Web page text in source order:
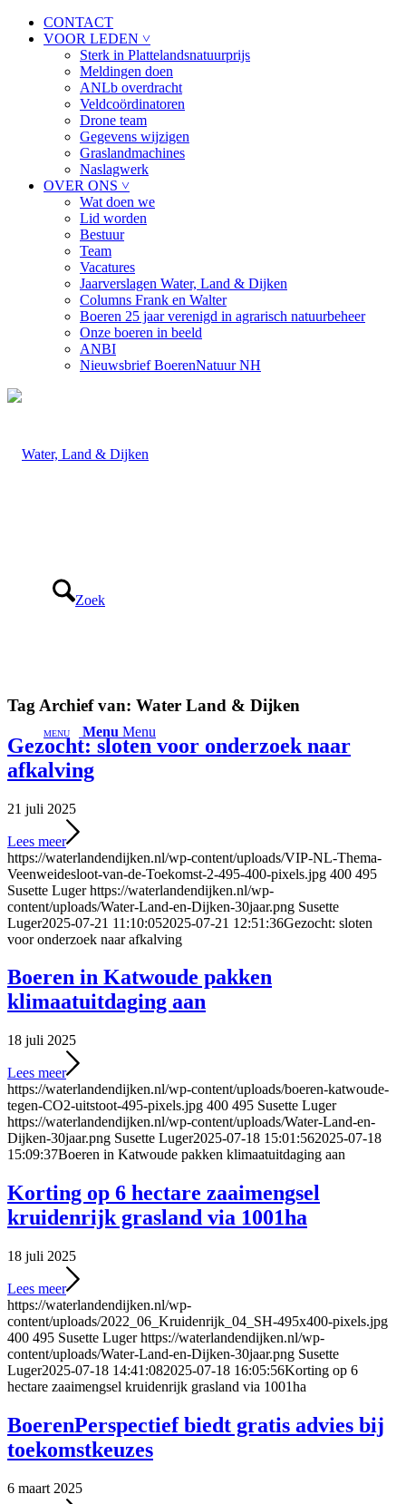
CONTACT
VOOR LEDEN ˅
Sterk in Plattelandsnatuurprijs
Meldingen doen
ANLb overdracht
Veldcoördinatoren
Drone team
Gegevens wijzigen
Graslandmachines
Naslagwerk
OVER ONS ˅
Wat doen we
Lid worden
Bestuur
Team
Vacatures
Jaarverslagen Water, Land & Dijken
Columns Frank en Walter
Boeren 25 jaar verenigd in agrarisch natuurbeheer
Onze boeren in beeld
ANBI
Nieuwsbrief BoerenNatuur NH
Zoek
Menu Menu
Tag Archief van: Water Land & Dijken
Gezocht: sloten voor onderzoek naar
afkalving
21 juli 2025
Lees meer
https://waterlandendijken.nl/wp-content/uploads/VIP-NL-Thema-
Veenweidesloot-van-de-Toekomst-2-495-400-pixels.jpg 400 495
Susette Luger https://waterlandendijken.nl/wp-
content/uploads/Water-Land-en-Dijken-30jaar.png Susette
Luger2025-07-21 11:10:052025-07-21 12:51:36Gezocht: sloten
voor onderzoek naar afkalving
Boeren in Katwoude pakken
klimaatuitdaging aan
18 juli 2025
Lees meer
https://waterlandendijken.nl/wp-content/uploads/boeren-katwoude-
tegen-CO2-uitstoot-495-pixels.jpg 400 495 Susette Luger
https://waterlandendijken.nl/wp-content/uploads/Water-Land-en-
Dijken-30jaar.png Susette Luger2025-07-18 15:01:562025-07-18
15:09:37Boeren in Katwoude pakken klimaatuitdaging aan
Korting op 6 hectare zaaimengsel
kruidenrijk grasland via 1001ha
18 juli 2025
Lees meer
https://waterlandendijken.nl/wp-
content/uploads/2022_06_Kruidenrijk_04_SH-495x400-pixels.jpg
400 495 Susette Luger https://waterlandendijken.nl/wp-
content/uploads/Water-Land-en-Dijken-30jaar.png Susette
Luger2025-07-18 14:41:082025-07-18 16:05:56Korting op 6
hectare zaaimengsel kruidenrijk grasland via 1001ha
BoerenPerspectief biedt gratis advies bij
toekomstkeuzes
6 maart 2025